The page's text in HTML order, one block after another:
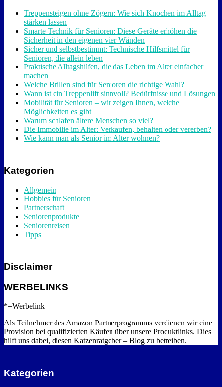
Treppensteigen ohne Zögern: Wie sich Knochen im Alltag
stärken lassen
Smarte Technik für Senioren: Diese Geräte erhöhen die
Sicherheit in den eigenen vier Wänden
Sicher und selbstbestimmt: Technische Hilfsmittel für
Senioren, die allein leben
Praktische Alltagshilfen, die das Leben im Alter einfacher
machen
Welche Brillen sind für Senioren die richtige Wahl?
Wann ist ein Treppenlift sinnvoll? Bedürfnisse und Lösungen
Mobilität für Senioren – wir zeigen Ihnen, welche
Möglichkeiten es gibt
Warum schlafen ältere Menschen so viel?
Die Immobilie im Alter: Verkaufen, behalten oder vererben?
Wie kann man als Senior im Alter wohnen?
Kategorien
Allgemein
Hobbies für Senioren
Partnerschaft
Seniorenprodukte
Seniorenreisen
Tipps
Disclaimer
WERBELINKS
*=Werbelink
Als Teilnehmer des Amazon Partnerprogramms verdienen wir eine
Provision bei qualifizierten Käufen über unsere Produktlinks. Dies
hilft uns dabei, diesen Katzenratgeber – Blog zu betreiben.
Kategorien